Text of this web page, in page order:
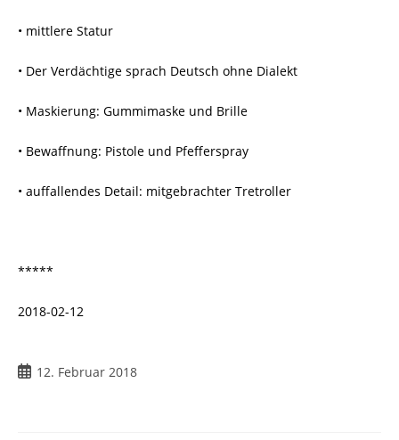
• mittlere Statur
• Der Verdächtige sprach Deutsch ohne Dialekt
• Maskierung: Gummimaske und Brille
• Bewaffnung: Pistole und Pfefferspray
• auffallendes Detail: mitgebrachter Tretroller
*****
2018-02-12
12. Februar 2018